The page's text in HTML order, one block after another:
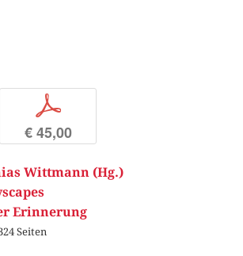
p
€ 45,00
Wittmann (Hg.)
Erinnerung
Seiten